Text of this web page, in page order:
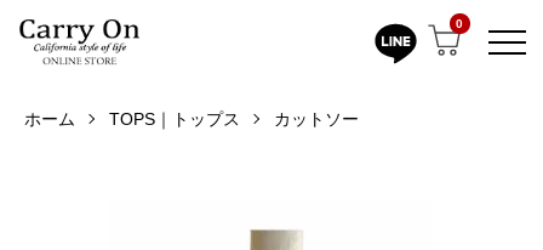
0
ホーム TOPS｜トップス カットソー